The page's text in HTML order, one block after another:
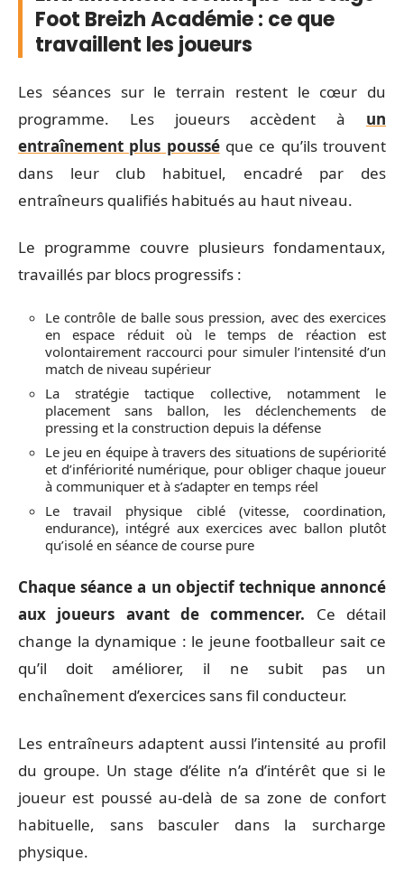
Foot Breizh Académie : ce que
travaillent les joueurs
Les séances sur le terrain restent le cœur du
programme. Les joueurs accèdent à un
entraînement plus pousséque ce qu’ils trouvent
dans leur club habituel, encadré par des
entraîneurs qualifiés habitués au haut niveau.
Le programme couvre plusieurs fondamentaux,
travaillés par blocs progressifs :
Le contrôle de balle sous pression, avec des exercices
en espace réduit où le temps de réaction est
volontairement raccourci pour simuler l’intensité d’un
match de niveau supérieur
La stratégie tactique collective, notamment le
placement sans ballon, les déclenchements de
pressing et la construction depuis la défense
Le jeu en équipe à travers des situations de supériorité
et d’infériorité numérique, pour obliger chaque joueur
à communiquer et à s’adapter en temps réel
Le travail physique ciblé (vitesse, coordination,
endurance), intégré aux exercices avec ballon plutôt
qu’isolé en séance de course pure
Chaque séance a un objectif technique annoncé
aux joueurs avant de commencer. Ce détail
change la dynamique : le jeune footballeur sait ce
qu’il doit améliorer, il ne subit pas un
enchaînement d’exercices sans fil conducteur.
Les entraîneurs adaptent aussi l’intensité au profil
du groupe. Un stage d’élite n’a d’intérêt que si le
joueur est poussé au-delà de sa zone de confort
habituelle, sans basculer dans la surcharge
physique.